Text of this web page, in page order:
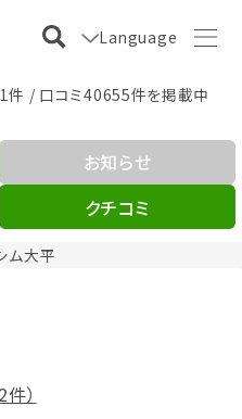
Language
件 / 口コミ40655件を掲載中
ム大平
お知らせ
クチコミ
件）